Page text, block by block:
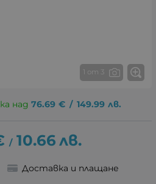
1 от 3
над 76.69 € / 149.99 лв.
/ 10.66 лв.
Доставка и плащане